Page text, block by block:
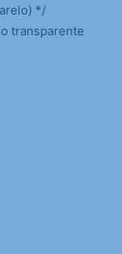
*/
transparente